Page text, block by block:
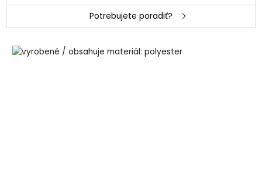
Potrebujete poradiť?